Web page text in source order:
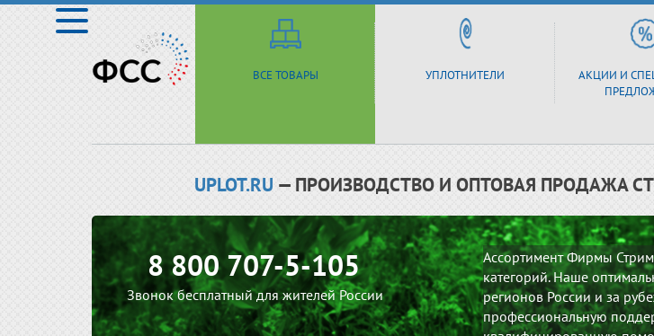
ВСЕ ТОВАРЫ УПЛОТНИТЕЛИ
АКЦИИ И
UPLOT.RU — ПРОИЗВОДСТВО И ОПТОВАЯ ПРОДАЖА
8 800 707-5-105
Звонок бесплатный для жителей России
Ассортимент Фирмы
категорий. Наше
регионов России и за
профессиональную